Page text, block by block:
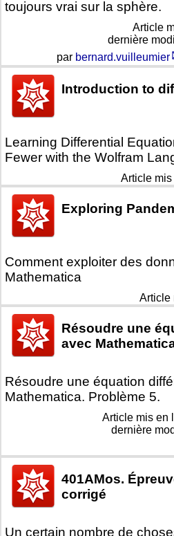
toujours vrai sur la sphère.
Article
dernière
par bernard.vuilleumier
Introduction to
Learning Differential
Fewer with the Wolfram
Article
Exploring
Comment exploiter des
Mathematica
Article
Résoudre une
avec
Résoudre une équation
Mathematica. Problème 5.
Article mis en
dernière
401AMos.
corrigé
Un certain nombre de